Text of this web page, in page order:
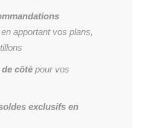
en apportant vos plans,
côtépour vos
exclusifs en